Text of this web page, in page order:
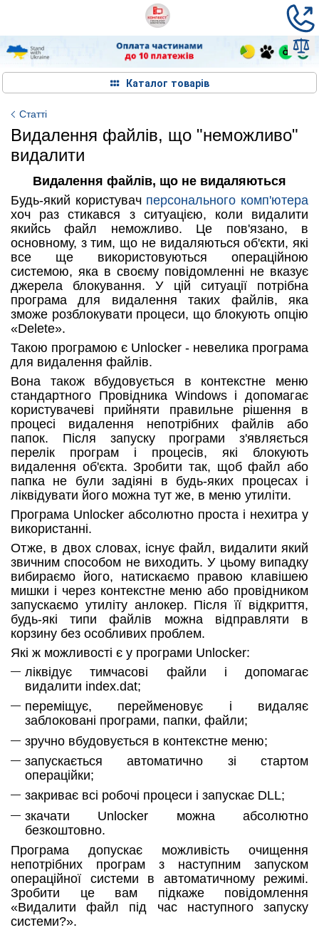
Каталог товарів
Статті
Видалення файлів, що "неможливо"
видалити
Видалення файлів, що не видаляються
Будь-який користувач персонального комп'ютера
хоч раз стикався з ситуацією, коли видалити
якийсь файл неможливо. Це пов'язано, в
основному, з тим, що не видаляються об'єкти, які
все ще використовуються операційною
системою, яка в своєму повідомленні не вказує
джерела блокування. У цій ситуації потрібна
програма для видалення таких файлів, яка
зможе розблокувати процеси, що блокують опцію
«Delete».
Такою програмою є Unlocker - невелика програма
для видалення файлів.
Вона також вбудовується в контекстне меню
стандартного Провідника Windows і допомагає
користувачеві прийняти правильне рішення в
процесі видалення непотрібних файлів або
папок. Після запуску програми з'являється
перелік програм і процесів, які блокують
видалення об'єкта. Зробити так, щоб файл або
папка не були задіяні в будь-яких процесах і
ліквідувати його можна тут же, в меню утиліти.
Програма Unlocker абсолютно проста і нехитра у
використанні.
Отже, в двох словах, існує файл, видалити який
звичним способом не виходить. У цьому випадку
вибираємо його, натискаємо правою клавішею
мишки і через контекстне меню або провідником
запускаємо утиліту анлокер. Після її відкриття,
будь-які типи файлів можна відправляти в
корзину без особливих проблем.
Які ж можливості є у програми Unlocker:
ліквідує тимчасові файли і допомагає
видалити index.dat;
переміщує, перейменовує і видаляє
заблоковані програми, папки, файли;
зручно вбудовується в контекстне меню;
запускається автоматично зі стартом
операційки;
закриває всі робочі процеси і запускає DLL;
зкачати Unlocker можна абсолютно
безкоштовно.
Програма допускає можливість очищення
непотрібних програм з наступним запуском
операційної системи в автоматичному режимі.
Зробити це вам підкаже повідомлення
«Видалити файл під час наступного запуску
системи?».